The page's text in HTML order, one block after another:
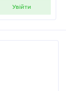
увійти